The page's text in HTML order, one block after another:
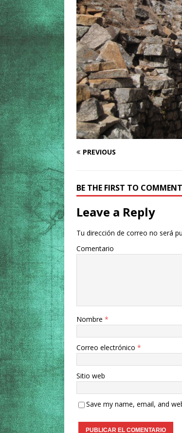
PREVIOUS
BE THE FIRST TO COMMENT
Leave a Reply
Tu dirección de correo no será
Comentario
Nombre *
Correo electrónico *
Sitio web
Save my name, email, and